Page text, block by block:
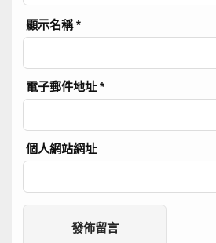
顯示名稱*
電子郵件地址*
個人網站網址